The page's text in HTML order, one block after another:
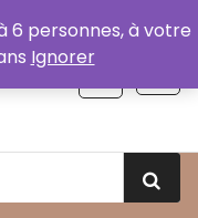
6 personnes, à votre
Ignorer